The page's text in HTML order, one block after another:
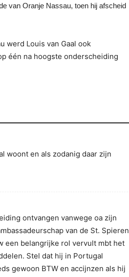
van Oranje Nassau, toen hij afscheid
werd Louis van Gaal ook
één na hoogste onderscheiding
woont en als zodanig daar zijn
ontvangen vanwege oa zijn
van de St. Spieren
een belangrijke rol vervult mbt het
Stel dat hij in Portugal
gewoon BTW en accijnzen als hij